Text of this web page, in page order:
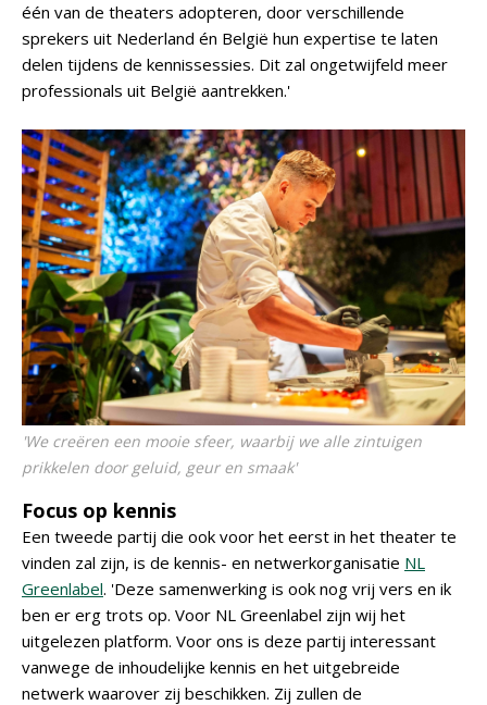
één van de theaters adopteren, door verschillende
sprekers uit Nederland én België hun expertise te laten
delen tijdens de kennissessies. Dit zal ongetwijfeld meer
professionals uit België aantrekken.'
'We creëren een mooie sfeer, waarbij we alle zintuigen
prikkelen door geluid, geur en smaak'
Focus op kennis
Een tweede partij die ook voor het eerst in het theater te
vinden zal zijn, is de kennis- en netwerkorganisatie NL
Greenlabel. 'Deze samenwerking is ook nog vrij vers en ik
ben er erg trots op. Voor NL Greenlabel zijn wij het
uitgelezen platform. Voor ons is deze partij interessant
vanwege de inhoudelijke kennis en het uitgebreide
netwerk waarover zij beschikken. Zij zullen de